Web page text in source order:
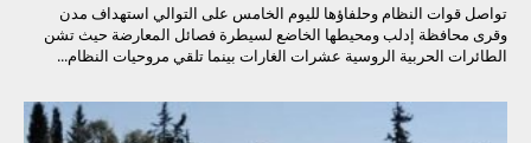
تواصل قوات النظام وحلفاؤها لليوم الخامس على التوالي استهداف مدن
وقرى محافظة إدلب ومحيطها الخاضع لسيطرة فصائل المعارضة حيث تشن
الطائرات الحربية الروسية عشرات الغارات بينما تلقي مروحيات النظام...